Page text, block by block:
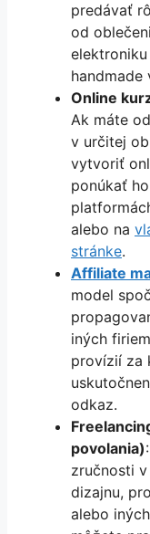
predávať
od
handmade
Online
Ak máte
v určitej
vytvoriť
ponúkať
alebo na
stránke.
Affiliate
model
iných
provízií za
odkaz.
povolania)
zručnosti
dizajnu,
alebo